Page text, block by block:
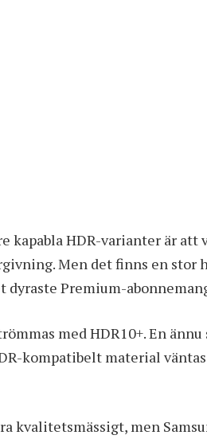
kapabla HDR-varianter är att
Men det finns en stor
dyraste Premium-
med HDR10+. En
kompatibelt material
kvalitetsmässigt, men